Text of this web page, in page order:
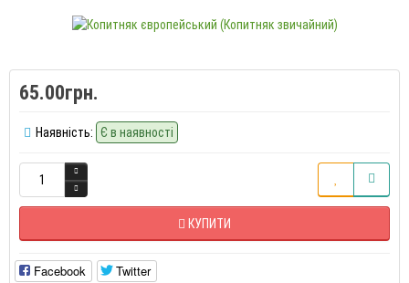
65.00грн.
Наявність: Є в наявності
КУПИТИ
Facebook Twitter